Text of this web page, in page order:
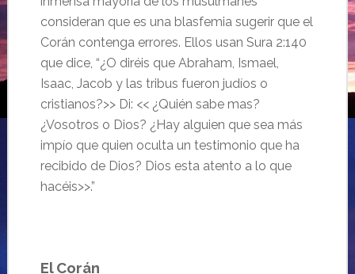
consideran que es una blasfemia sugerir que el
Corán contenga errores. Ellos usan Sura 2:140
que dice, “¿O diréis que Abraham, Ismael,
Isaac, Jacob y las tribus fueron judíos o
cristianos?>> Di: << ¿Quién sabe mas?
¿Vosotros o Dios? ¿Hay alguien que sea más
impío que quien oculta un testimonio que ha
recibido de Dios? Dios esta atento a lo que
hacéis>>.”
El Corán